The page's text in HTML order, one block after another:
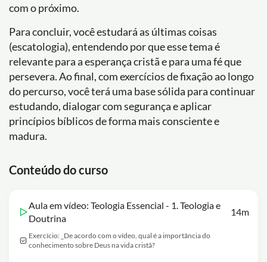
com o próximo.
Para concluir, você estudará as últimas coisas
(escatologia), entendendo por que esse tema é
relevante para a esperança cristã e para uma fé que
persevera. Ao final, com exercícios de fixação ao longo
do percurso, você terá uma base sólida para continuar
estudando, dialogar com segurança e aplicar
princípios bíblicos de forma mais consciente e
madura.
Conteúdo do curso
Aula em vídeo: Teologia Essencial - 1. Teologia e
Doutrina
14m
Exercício: _De acordo com o vídeo, qual é a importância do
conhecimento sobre Deus na vida cristã?